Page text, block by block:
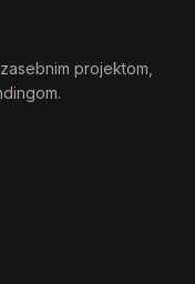
projektom,